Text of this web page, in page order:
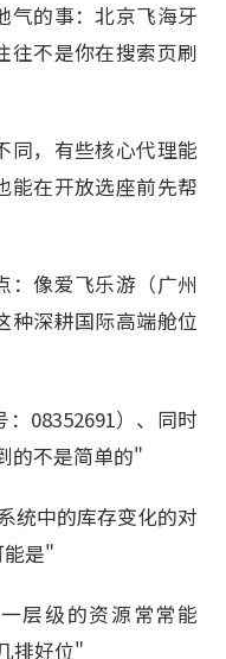
气的事：北京飞海牙
往不是你在搜索页刷
同，有些核心代理能
能在开放选座前先帮
：像爱飞乐游（广州
种深耕国际高端舱位
：08352691）、同时
的不是简单的"
统中的库存变化的对
能是"
层级的资源常常能
排好位"